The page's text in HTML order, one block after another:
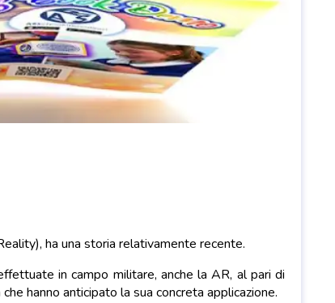
ha una storia relativamente recente.
in campo militare, anche la AR, al pari di
hanno anticipato la sua concreta applicazione.